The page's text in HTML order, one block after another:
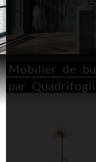
Mobilier de
par